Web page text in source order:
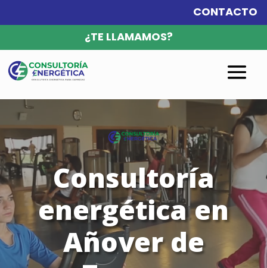
CONTACTO
¿TE LLAMAMOS?
Consultoría
energética en
Añover de
Reproductor
de
vídeo